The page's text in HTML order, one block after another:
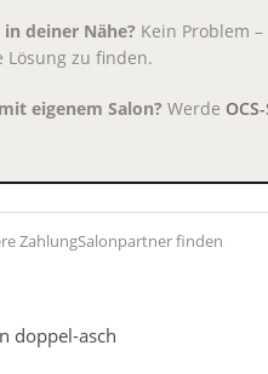
deiner Nähe?Kein Problem –
zu finden.
eigenem Salon?Werde
ZahlungSalonpartner finden
doppel-asch